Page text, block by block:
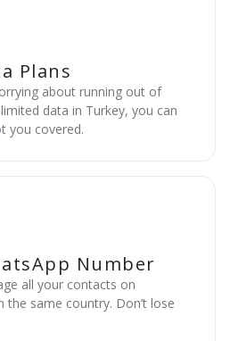
Plans
about running out of
data in Turkey, you can
you covered.
Number
all your contacts on
the same country. Don’t lose